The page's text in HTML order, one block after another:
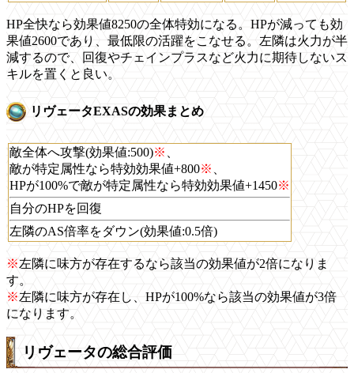
HP全快なら効果値8250の全体特効になる。HPが減っても効
果値2600であり、最低限の活躍をこなせる。左隣は火力が半
減するので、回復やチェインプラスなど火力に期待しないス
キルを置くと良い。
リヴェータEXASの効果まとめ
敵全体へ攻撃(効果値:500)※
敵が特定属性なら特効効果値+800※
HPが100%で敵が特定属性なら特効効果値+1450※
自分のHPを回復
左隣のAS倍率をダウン(効果値:0.5倍)
※左隣に味方が存在するなら該当の効果値が2倍になりま
す。
※左隣に味方が存在し、HPが100%なら該当の効果値が3倍
になります。
リヴェータの総合評価